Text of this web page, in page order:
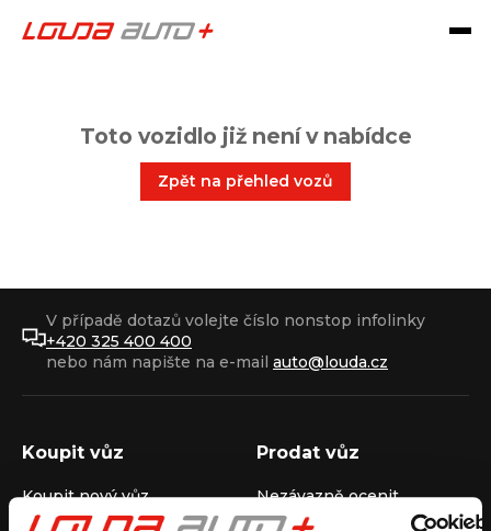
Toto vozidlo již není v nabídce
Zpět na přehled vozů
V případě dotazů volejte číslo nonstop infolinky
+420 325 400 400
nebo nám napište na e-mail auto@louda.cz
Koupit vůz
Koupit nový vůz
Koupit ojetý vůz
Prodat vůz
Nezávazně ocenit
Průběh výkupu vozu